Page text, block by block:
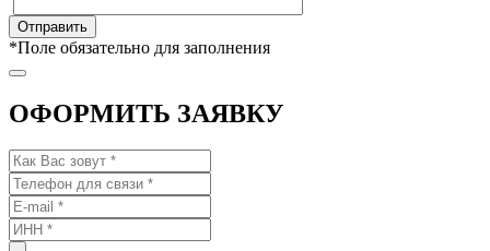
*Поле обязательно для заполнения
ОФОРМИТЬ ЗАЯВКУ